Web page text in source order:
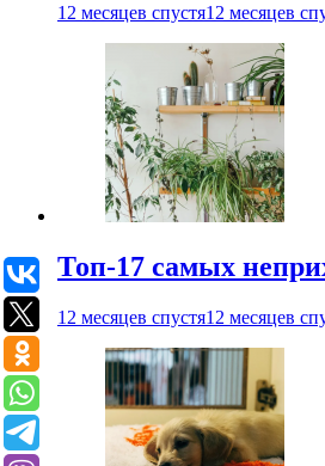
12 месяцев спустя12 месяцев
Топ-17 самых
12 месяцев спустя12 месяцев